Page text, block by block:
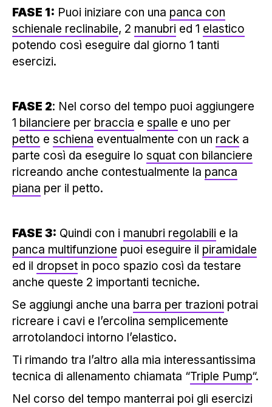
FASE 1: Puoi iniziare con una panca con
schienale reclinabile, 2 manubri ed 1 elastico
potendo così eseguire dal giorno 1 tanti
esercizi.
FASE 2: Nel corso del tempo puoi aggiungere
1 bilanciere per braccia e spalle e uno per
petto e schiena eventualmente con un rack a
parte così da eseguire lo squat con bilanciere
ricreando anche contestualmente la panca
piana per il petto.
FASE 3: Quindi con i manubri regolabili e la
panca multifunzione puoi eseguire il piramidale
ed il dropset in poco spazio così da testare
anche queste 2 importanti tecniche.
Se aggiungi anche una barra per trazioni potrai
ricreare i cavi e l’ercolina semplicemente
arrotolandoci intorno l’elastico.
Ti rimando tra l’altro alla mia interessantissima
tecnica di allenamento chiamata “Triple Pump“.
Nel corso del tempo manterrai poi gli esercizi